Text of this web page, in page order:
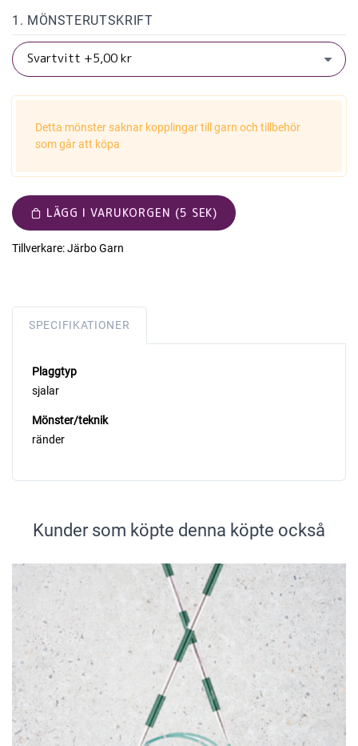
1. MÖNSTERUTSKRIFT
Detta mönster saknar kopplingar till garn och tillbehör
som går att köpa
LÄGG I VARUKORGEN (5 SEK)
Tillverkare:Järbo Garn
SPECIFIKATIONER
Plaggtyp
sjalar
Mönster/teknik
ränder
Kunder som köpte denna köpte också